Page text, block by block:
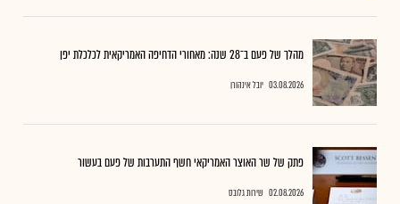
מהלך של פעם ב־28 שנה: מאחורי הדחיפה האמריקאית לכלכלת יפן
03.08.2026 יובל אינהורן
פתק של שר האוצר האמריקאי חשף התערבות של פעם בעשור
02.08.2026 שירות גלובס